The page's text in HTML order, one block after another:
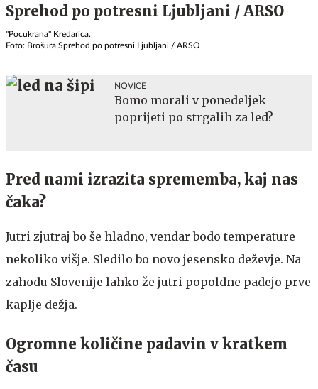
"Pocukrana" Kredarica.
Foto: Brošura Sprehod po potresni Ljubljani / ARSO
NOVICE
Bomo morali v ponedeljek
poprijeti po strgalih za led?
Pred nami izrazita sprememba, kaj nas
čaka?
Jutri zjutraj bo še hladno, vendar bodo temperature
nekoliko višje. Sledilo bo novo jesensko deževje. Na
zahodu Slovenije lahko že jutri popoldne padejo prve
kaplje dežja.
Ogromne količine padavin v kratkem
času